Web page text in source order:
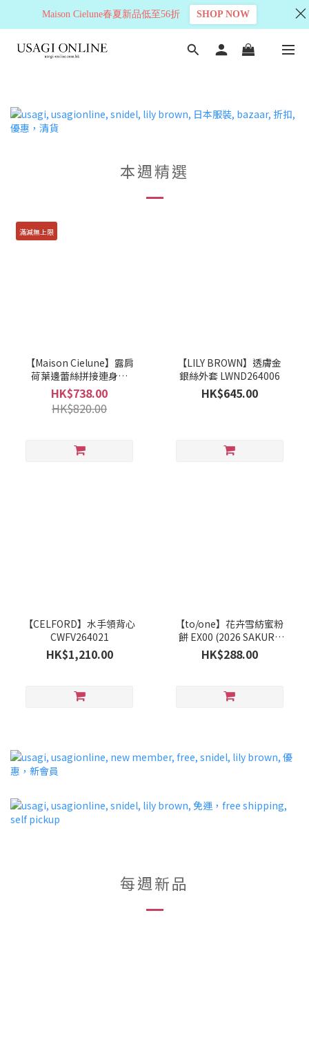
本週精選
滿減無上限
【Maison Cielune】露肩
荷葉邊蕾絲拼接連身裙
MWAM261517
HK$738.00
HK$820.00
【LILY BROWN】透膚金
銀絲外套 LWND264006
HK$645.00
【CELFORD】水手領背心
CWFV264021
HK$1,210.00
【to/one】花卉雪紡蜜粉
餅 EX00 (2026 SAKURA
Collection)
HK$288.00
每週新品
Maison Cielune春夏新品低至56折 SHOP NOW